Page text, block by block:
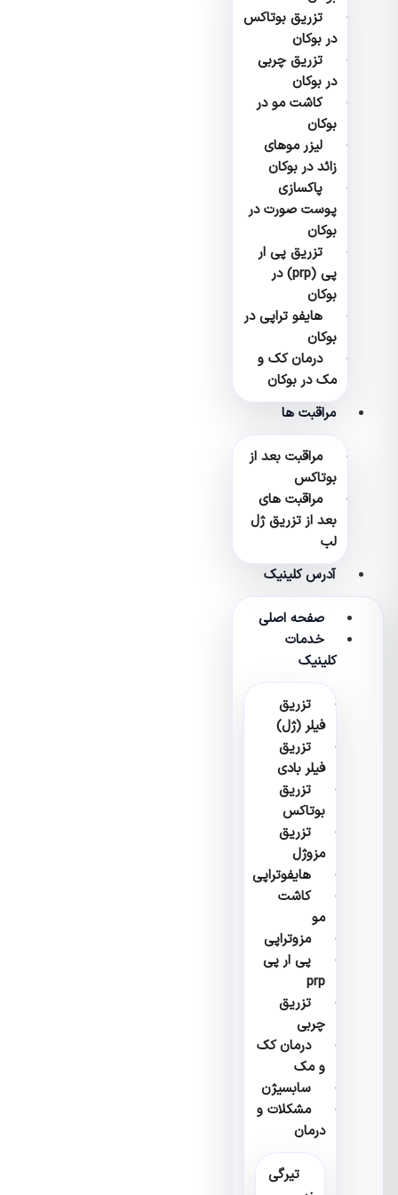
تزریق بوتاکس
در بوکان
تزریق چربی
در بوکان
کاشت مو در
بوکان
لیزر موهای
زائد در بوکان
پاکسازی
پوست صورت در
بوکان
تزریق پی ار
پی (prp) در
بوکان
هایفو تراپی در
بوکان
درمان کک و
مک در بوکان
مراقبت ها
مراقبت بعد از
بوتاکس
مراقبت های
بعد از تزریق ژل
آدرس کلینیک
صفحه اصلی
خدمات
کلینیک
تزریق
فیلر (ژل)
تزریق
فیلر بادی
تزریق
بوتاکس
تزریق
مزوژل
هایفوتراپی
کاشت
مزوتراپی
پی ار پی
تزریق
چربی
درمان کک
و مک
سابسیژن
مشکلات و
درمان
تیرگی